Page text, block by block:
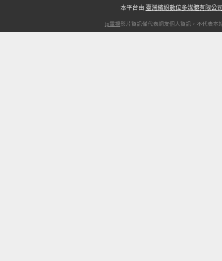
本平台由 臺灣繽紛數位多媒體有限公
ip電視影片資訊僅代表網友個人資訊，不代表本